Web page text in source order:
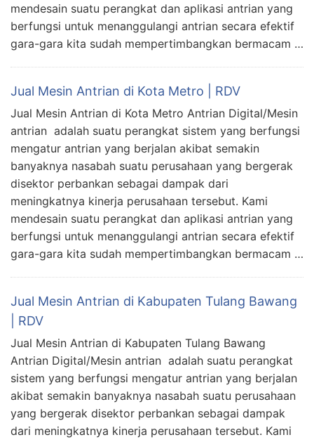
mendesain suatu perangkat dan aplikasi antrian yang
berfungsi untuk menanggulangi antrian secara efektif
gara-gara kita sudah mempertimbangkan bermacam …
Jual Mesin Antrian di Kota Metro | RDV
Jual Mesin Antrian di Kota Metro Antrian Digital/Mesin
antrian adalah suatu perangkat sistem yang berfungsi
mengatur antrian yang berjalan akibat semakin
banyaknya nasabah suatu perusahaan yang bergerak
disektor perbankan sebagai dampak dari
meningkatnya kinerja perusahaan tersebut. Kami
mendesain suatu perangkat dan aplikasi antrian yang
berfungsi untuk menanggulangi antrian secara efektif
gara-gara kita sudah mempertimbangkan bermacam …
Jual Mesin Antrian di Kabupaten Tulang Bawang
| RDV
Jual Mesin Antrian di Kabupaten Tulang Bawang
Antrian Digital/Mesin antrian adalah suatu perangkat
sistem yang berfungsi mengatur antrian yang berjalan
akibat semakin banyaknya nasabah suatu perusahaan
yang bergerak disektor perbankan sebagai dampak
dari meningkatnya kinerja perusahaan tersebut. Kami